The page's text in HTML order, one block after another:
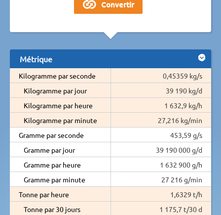
Métrique
Kilogramme par seconde
0,45359 kg/s
Kilogramme par jour
39 190 kg/d
Kilogramme par heure
1 632,9 kg/h
Kilogramme par minute
27,216 kg/min
Gramme par seconde
453,59 g/s
Gramme par jour
39 190 000 g/d
Gramme par heure
1 632 900 g/h
Gramme par minute
27 216 g/min
Tonne par heure
1,6329 t/h
Tonne par 30 jours
1 175,7 t/30 d